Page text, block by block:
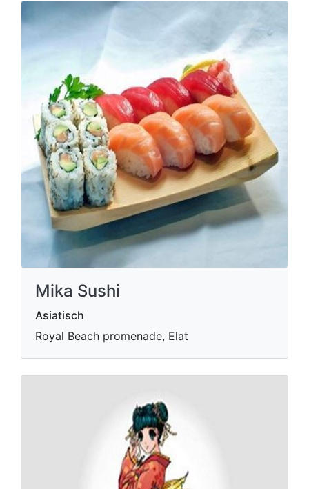
Mika Sushi
Asiatisch
Royal Beach promenade, Elat